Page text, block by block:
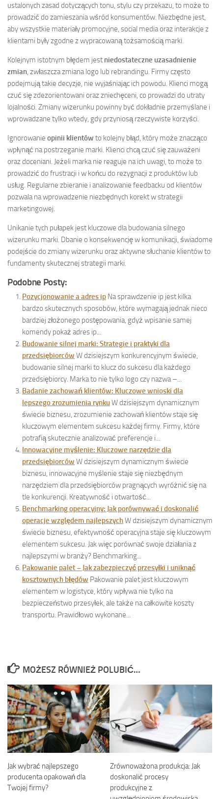
ustalonych zasad dotyczących tonu, stylu czy przekazu, to może to
prowadzić do zamieszania wśród konsumentów. Niezbędne jest,
aby wszystkie materiały promocyjne, social media oraz interakcje z
klientami były zgodne z wypracowaną tożsamością marki.
Kolejnym istotnym błędem jest niedostateczne uzasadnienie
zmian, zwłaszcza zmiana logo lub rebrandingu. Firmy często
podejmują takie decyzje, nie wyjaśniając ich powodu. Klienci mogą
czuć się zdezorientowani oraz zniechęceni, co prowadzi do utraty
lojalności. Zmiany wizerunku powinny być dokładnie przemyślane i
wprowadzane tylko wtedy, gdy przyniosą rzeczywiste korzyści.
Ignorowanie opinii klientów to kolejny błąd, który może znacząco
wpłynąć na postrzeganie marki. Klienci chcą czuć się zauważeni
oraz doceniani. Jeżeli marka nie reaguje na ich uwagi, to może to
prowadzić do frustracji i w końcu do rezygnacji z produktów lub
usług. Regularne zbieranie i analizowanie feedbacku od klientów
pozwala na wprowadzenie niezbędnych korekt w strategii
marketingowej.
Unikanie tych pułapek jest kluczowe dla budowania silnego
wizerunku marki. Dbanie o konsekwencję w komunikacji, świadome
podejście do zmiany wizerunku oraz aktywne słuchanie klientów to
fundamenty skutecznej strategii marki.
Podobne Posty:
Pozycjonowanie a adres ip Na sprawdzenie ip jest kilka
bardzo skutecznych sposobów, które wymagają jednak nieco
bardziej złożonego postępowania, gdyż wpisanie samej
komendy pokaż adres ip...
Budowanie silnej marki: Strategie i praktyki dla
przedsiębiorców W dzisiejszym konkurencyjnym świecie,
budowanie silnej marki to klucz do sukcesu dla każdego
przedsiębiorcy. Marka to nie tylko logo czy nazwa –...
Badanie zachowań klientów: Kluczowe wnioski dla
lepszego zrozumienia rynkuW dzisiejszym dynamicznym
świecie biznesu, zrozumienie zachowań klientów staje się
kluczowym elementem sukcesu każdej firmy. Firmy, które
potrafią skutecznie analizować preferencje i...
Innowacyjne myślenie: Kluczowe narzędzie dla
przedsiębiorców W dzisiejszym dynamicznym świecie
biznesu, innowacyjne myślenie staje się niezbędnym
narzędziem dla przedsiębiorców pragnących wyróżnić się na
tle konkurencji. Kreatywność i otwartość...
Benchmarking operacyjny: Jak porównywać i doskonalić
operacje względem najlepszychW dzisiejszym dynamicznym
świecie biznesu, efektywność operacyjna staje się kluczowym
elementem sukcesu. Jak więc porównać swoje działania z
najlepszymi w branży? Benchmarking...
Pakowanie palet – Jak zabezpieczyć przesyłki i uniknąć
kosztownych błędów Pakowanie palet jest kluczowym
elementem w logistyce, który wpływa nie tylko na
bezpieczeństwo przesyłek, ale także na całkowite koszty
transportu. Prawidłowo wykonane...
MOŻESZ RÓWNIEŻ POLUBIĆ…
Jak wybrać najlepszego
producenta opakowań dla
Twojej firmy?
Zrównoważona produkcja: Jak
doskonalić procesy
produkcyjne z